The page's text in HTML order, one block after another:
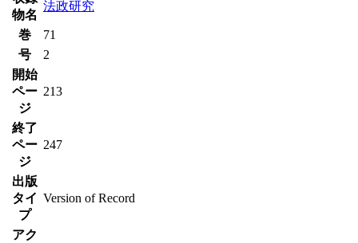
物名
法政研究
巻
71
号
2
開始
ペー
ジ
213
終了
ペー
ジ
247
出版
タイ
プ
Version of Record
アク